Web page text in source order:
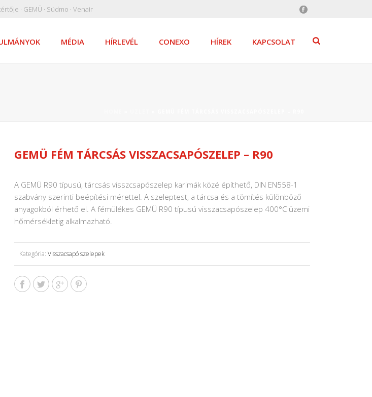
· GEMÜ · Südmo · Venair
MÉDIA HÍRLEVÉL CONEXO HÍREK KAPCSOLAT
GEMÜ FÉM TÁRCSÁS VISSZACSAPÓSZELEP – R90
A GEMÜ R90 típusú, tárcsás visszcsapószelep karimák közé építhető, DIN EN558-1
szabvány szerinti beépítési mérettel. A szeleptest, a tárcsa és a tömítés különböző
anyagokból érhető el. A fémülékes GEMÜ R90 típusú visszacsapószelep 400°C üzemi
hőmérsékletig alkalmazható.
Kategória: Visszacsapó szelepek